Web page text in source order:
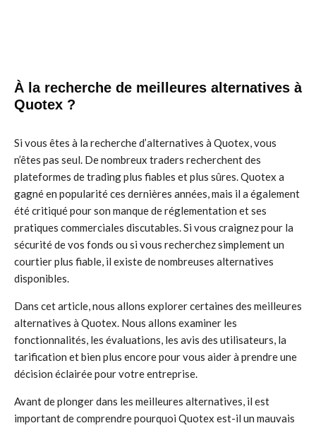
À la recherche de meilleures alternatives à
Quotex ?
Si vous êtes à la recherche d’alternatives à Quotex, vous
n’êtes pas seul. De nombreux traders recherchent des
plateformes de trading plus fiables et plus sûres. Quotex a
gagné en popularité ces dernières années, mais il a également
été critiqué pour son manque de réglementation et ses
pratiques commerciales discutables. Si vous craignez pour la
sécurité de vos fonds ou si vous recherchez simplement un
courtier plus fiable, il existe de nombreuses alternatives
disponibles.
Dans cet article, nous allons explorer certaines des meilleures
alternatives à Quotex. Nous allons examiner les
fonctionnalités, les évaluations, les avis des utilisateurs, la
tarification et bien plus encore pour vous aider à prendre une
décision éclairée pour votre entreprise.
Avant de plonger dans les meilleures alternatives, il est
important de comprendre pourquoi Quotex est-il un mauvais